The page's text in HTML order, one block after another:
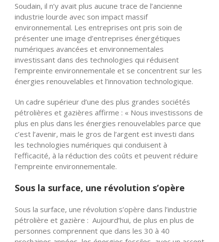
Soudain, il n’y avait plus aucune trace de l’ancienne
industrie lourde avec son impact massif
environnemental. Les entreprises ont pris soin de
présenter une image d’entreprises énergétiques
numériques avancées et environnementales
investissant dans des technologies qui réduisent
l’empreinte environnementale et se concentrent sur les
énergies renouvelables et l’innovation technologique.
Un cadre supérieur d’une des plus grandes sociétés
pétrolières et gazières affirme : « Nous investissons de
plus en plus dans les énergies renouvelables parce que
c’est l’avenir, mais le gros de l’argent est investi dans
les technologies numériques qui conduisent à
l’efficacité, à la réduction des coûts et peuvent réduire
l’empreinte environnementale.
Sous la surface, une révolution s’opère
Sous la surface, une révolution s’opère dans l’industrie
pétrolière et gazière : Aujourd’hui, de plus en plus de
personnes comprennent que dans les 30 à 40